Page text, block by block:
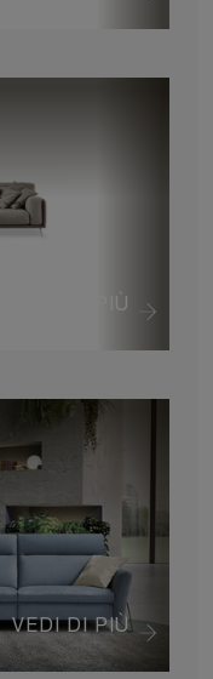
VEDI DI PIÙ
VEDI DI PIÙ